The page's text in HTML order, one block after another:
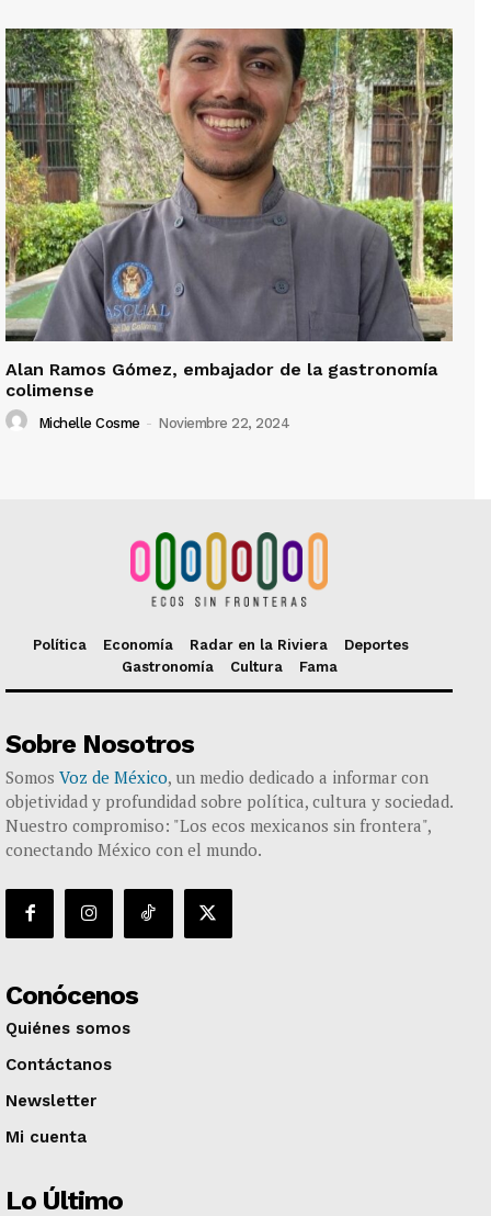
Alan Ramos Gómez, embajador de la gastronomía
colimense
Michelle Cosme - Noviembre 22, 2024
Política Economía Radar en la Riviera
Deportes
Gastronomía
Cultura Fama
Sobre Nosotros
Somos Voz de México, un medio dedicado a informar con
objetividad y profundidad sobre política, cultura y sociedad.
Nuestro compromiso: "Los ecos mexicanos sin frontera",
conectando México con el mundo.
Conócenos
Quiénes somos
Contáctanos
Newsletter
Mi cuenta
Lo Último